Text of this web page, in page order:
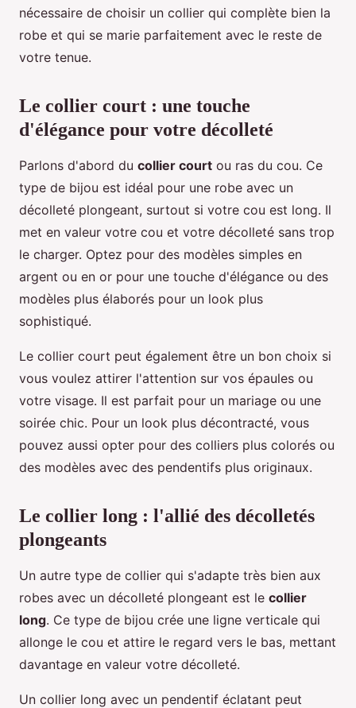
nécessaire de choisir un collier qui complète bien la
robe et qui se marie parfaitement avec le reste de
votre tenue.
Le collier court : une touche
d'élégance pour votre décolleté
Parlons d'abord du collier court ou ras du cou. Ce
type de bijou est idéal pour une robe avec un
décolleté plongeant, surtout si votre cou est long. Il
met en valeur votre cou et votre décolleté sans trop
le charger. Optez pour des modèles simples en
argent ou en or pour une touche d'élégance ou des
modèles plus élaborés pour un look plus
sophistiqué.
Le collier court peut également être un bon choix si
vous voulez attirer l'attention sur vos épaules ou
votre visage. Il est parfait pour un mariage ou une
soirée chic. Pour un look plus décontracté, vous
pouvez aussi opter pour des colliers plus colorés ou
des modèles avec des pendentifs plus originaux.
Le collier long : l'allié des décolletés
plongeants
Un autre type de collier qui s'adapte très bien aux
robes avec un décolleté plongeant est le collier
long. Ce type de bijou crée une ligne verticale qui
allonge le cou et attire le regard vers le bas, mettant
davantage en valeur votre décolleté.
Un collier long avec un pendentif éclatant peut